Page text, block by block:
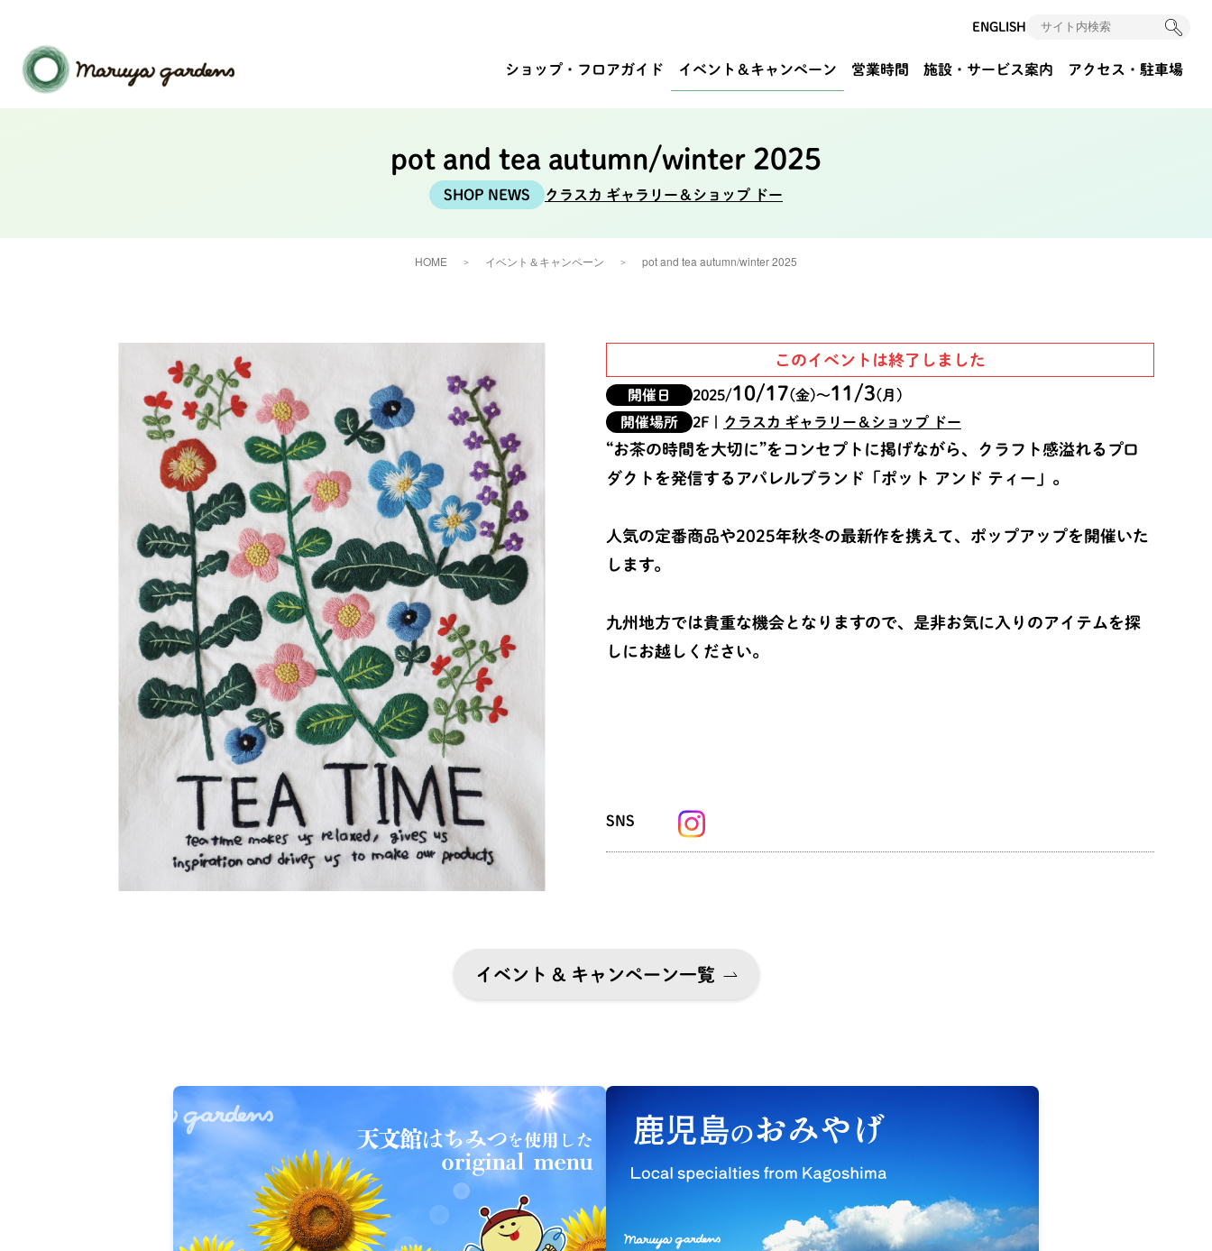
ENGLISH
ショップ・ フロアガイド イベント ＆キャンペーン 営業時間 施設・サービス案内 アクセス ・駐車場
pot and tea autumn/winter 2025
クラスカ ギャラリー＆ショップ ドー
HOME イベント＆キャンペーン pot and tea autumn/winter 2025
このイベントは終了しました
開催日 2025/10/17(金)〜11/3(月)
開催場所
2F クラスカ ギャラリー＆ショップ ドー
“お茶の時間を大切に”をコンセプトに掲げながら、クラフト感溢れるプロ
ダクトを発信するアパレルブランド「ポット アンド ティー」。
人気の定番商品や2025年秋冬の最新作を携えて、ポップアップを開催いた
します。
九州地方では貴重な機会となりますので、是非お気に入りのアイテムを探
しにお越しください。
SNS
イベント & キャンペーン一覧